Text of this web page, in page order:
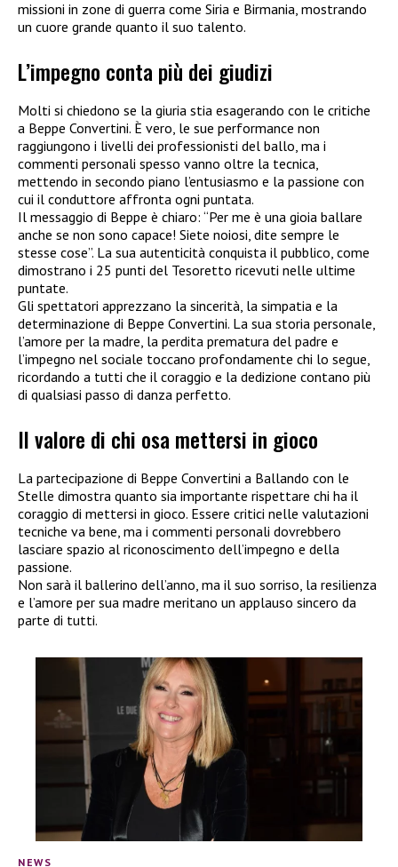
missioni in zone di guerra come Siria e Birmania, mostrando
un cuore grande quanto il suo talento.
L’impegno conta più dei giudizi
Molti si chiedono se la giuria stia esagerando con le critiche
a Beppe Convertini. È vero, le sue performance non
raggiungono i livelli dei professionisti del ballo, ma i
commenti personali spesso vanno oltre la tecnica,
mettendo in secondo piano l’entusiasmo e la passione con
cui il conduttore affronta ogni puntata.
Il messaggio di Beppe è chiaro: “Per me è una gioia ballare
anche se non sono capace! Siete noiosi, dite sempre le
stesse cose”. La sua autenticità conquista il pubblico, come
dimostrano i 25 punti del Tesoretto ricevuti nelle ultime
puntate.
Gli spettatori apprezzano la sincerità, la simpatia e la
determinazione di Beppe Convertini. La sua storia personale,
l’amore per la madre, la perdita prematura del padre e
l’impegno nel sociale toccano profondamente chi lo segue,
ricordando a tutti che il coraggio e la dedizione contano più
di qualsiasi passo di danza perfetto.
Il valore di chi osa mettersi in gioco
La partecipazione di Beppe Convertini a Ballando con le
Stelle dimostra quanto sia importante rispettare chi ha il
coraggio di mettersi in gioco. Essere critici nelle valutazioni
tecniche va bene, ma i commenti personali dovrebbero
lasciare spazio al riconoscimento dell’impegno e della
passione.
Non sarà il ballerino dell’anno, ma il suo sorriso, la resilienza
e l’amore per sua madre meritano un applauso sincero da
parte di tutti.
NEWS